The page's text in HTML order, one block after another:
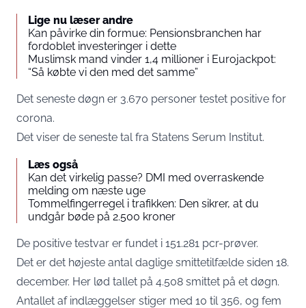
Lige nu læser andre
Kan påvirke din formue: Pensionsbranchen har
fordoblet investeringer i dette
Muslimsk mand vinder 1,4 millioner i Eurojackpot:
“Så købte vi den med det samme”
Det seneste døgn er 3.670 personer testet positive for
corona.
Det viser de seneste tal fra Statens Serum Institut.
Læs også
Kan det virkelig passe? DMI med overraskende
melding om næste uge
Tommelfingerregel i trafikken: Den sikrer, at du
undgår bøde på 2.500 kroner
De positive testvar er fundet i 151.281 pcr-prøver.
Det er det højeste antal daglige smittetilfælde siden 18.
december. Her lød tallet på 4.508 smittet på et døgn.
Antallet af indlæggelser stiger med 10 til 356, og fem